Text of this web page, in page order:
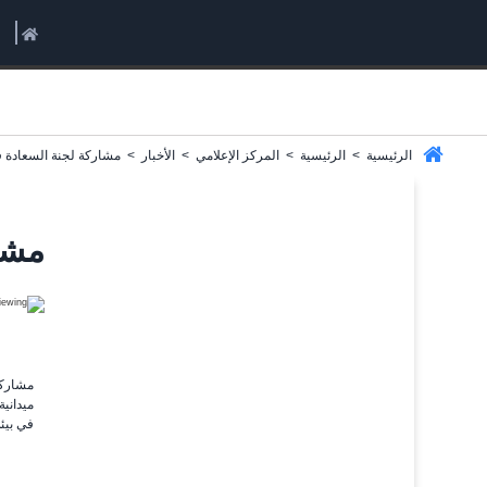
الرئيسية > الرئيسية > المركز الإعلامي > الأخبار > مشاركة لجنة السعادة
في